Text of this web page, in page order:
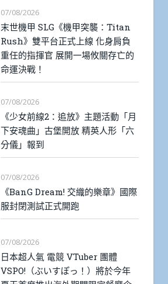
07/08/2026
末世機甲 SLG《機甲突襲：Titan
Rush》雙平台正式上線 化身肩負
重任的指揮官 展開一場攸關存亡的
命運決戰！
07/08/2026
《少女前線2：追放》主題活動「月
下安魂曲」古堡開放 精英人形「六
分儀」報到
07/08/2026
《BanG Dream! 交織的樂章》國際
服封閉測試正式開跑
07/08/2026
日本超人氣 電競 VTuber 團體
VSPO!（ぶいすぽっ！）將於今年